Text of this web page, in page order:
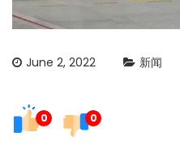
June 2, 2022 新闻
0 0